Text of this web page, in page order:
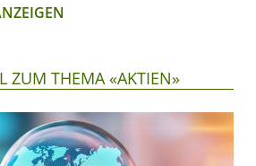
ZUM THEMA «AKTIEN»